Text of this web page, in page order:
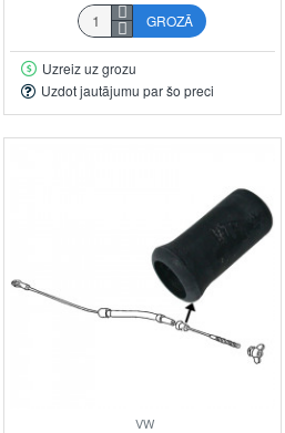
GROZĀ
Uzreiz uz grozu
Uzdot jautājumu par šo preci
VW